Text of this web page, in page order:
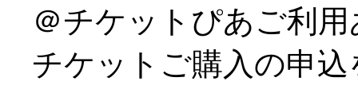
＠チケットぴあご利
チケットご購入の申